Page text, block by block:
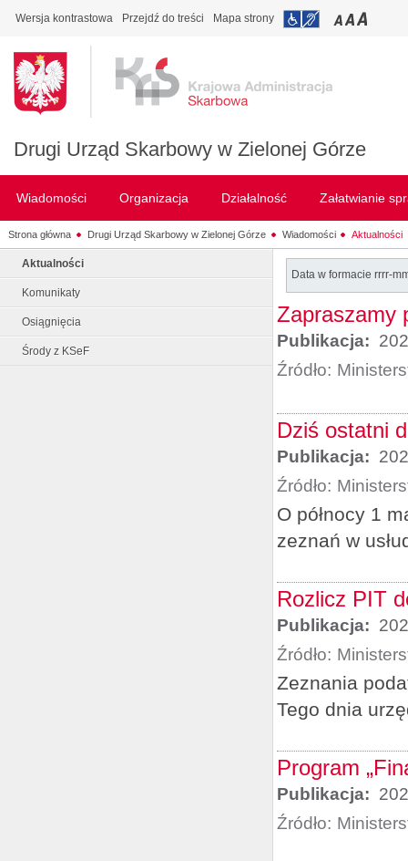
Wersja kontrastowa Przejdź do treści Mapa strony
Drugi Urząd Skarbowy w Zielonej Górze
Wiadomości Organizacja Działalność Załatwianie
Strona główna Drugi Urząd Skarbowy w Zielonej Górze Wiadomości Aktualności
Aktualności
Komunikaty
Osiągnięcia
Środy z KSeF
Data w formacie rrrr-
Zapraszamy
Publikacja:
Źródło:
Dziś ostatni
Publikacja:
Źródło:
O północy 1
zeznań w
Rozlicz PIT
Publikacja:
Źródło:
Zeznania
Tego dnia
Program
Publikacja:
Źródło: